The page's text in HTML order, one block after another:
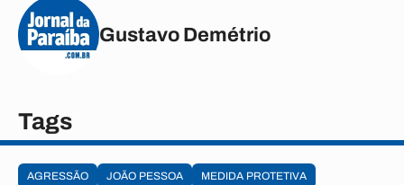
Gustavo Demétrio
Tags
AGRESSÃO JOÃO PESSOA
MEDIDA PROTETIVA